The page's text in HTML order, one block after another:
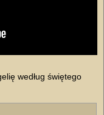
według świętego